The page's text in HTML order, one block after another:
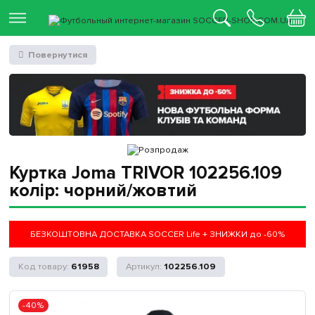
Куртка Joma TRIVOR 102256.109
колір: чорний/жовтий
БЕЗКОШТОВНА ДОСТАВКА SOCCER Life + ЗНИЖКИ до -60%
61958 102256.109
-40%
Повернутися